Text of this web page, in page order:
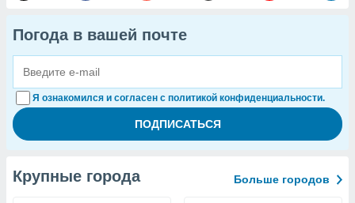
Погода в вашей почте
Я ознакомился и согласен с политикой конфиденциальности.
Крупные города Больше городов